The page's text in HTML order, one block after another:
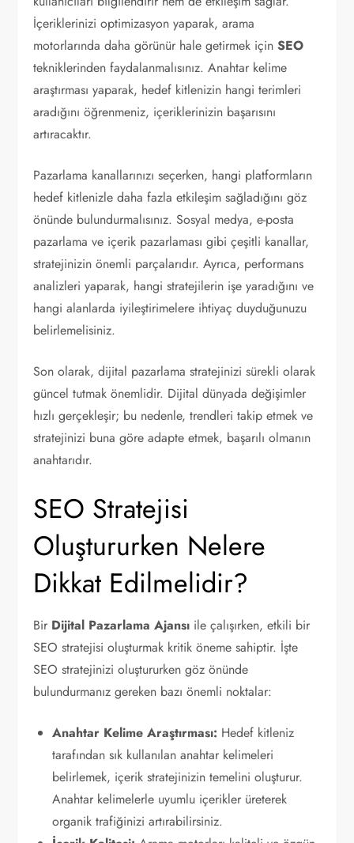
İçeriklerinizi optimizasyon yaparak, arama
motorlarında daha görünür hale getirmek içinSEO
tekniklerinden faydalanmalısınız. Anahtar kelime
araştırması yaparak, hedef kitlenizin hangi terimleri
aradığını öğrenmeniz, içeriklerinizin başarısını
artıracaktır.
Pazarlama kanallarınızı seçerken, hangi platformların
hedef kitlenizle daha fazla etkileşim sağladığını göz
önünde bulundurmalısınız. Sosyal medya, e-posta
pazarlama ve içerik pazarlaması gibi çeşitli kanallar,
stratejinizin önemli parçalarıdır. Ayrıca, performans
analizleri yaparak, hangi stratejilerin işe yaradığını ve
hangi alanlarda iyileştirimelere ihtiyaç duyduğunuzu
belirlemelisiniz.
Son olarak, dijital pazarlama stratejinizi sürekli olarak
güncel tutmak önemlidir. Dijital dünyada değişimler
hızlı gerçekleşir; bu nedenle, trendleri takip etmek ve
stratejinizi buna göre adapte etmek, başarılı olmanın
anahtarıdır.
SEO Stratejisi
Oluştururken Nelere
Dikkat Edilmelidir?
Bir Dijital Pazarlama Ajansı ile çalışırken, etkili bir
SEO stratejisi oluşturmak kritik öneme sahiptir. İşte
SEO stratejinizi oluştururken göz önünde
bulundurmanız gereken bazı önemli noktalar:
Anahtar Kelime Araştırması: Hedef kitleniz
tarafından sık kullanılan anahtar kelimeleri
belirlemek, içerik stratejinizin temelini oluşturur.
Anahtar kelimelerle uyumlu içerikler üreterek
organik trafiğinizi artırabilirsiniz.